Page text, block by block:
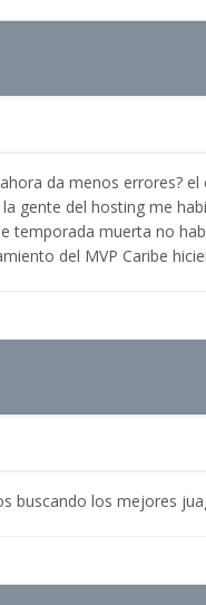
da menos errores?
gente del hosting me
muerta no
del MVP Caribe
buscando los mejores